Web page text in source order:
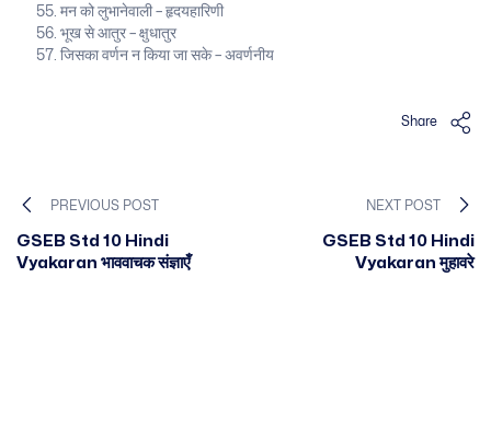
मन को लुभानेवाली – हृदयहारिणी
भूख से आतुर – क्षुधातुर
जिसका वर्णन न किया जा सके – अवर्णनीय
Share
PREVIOUS POST
GSEB Std 10 Hindi
Vyakaran भाववाचक संज्ञाएँ
NEXT POST
GSEB Std 10 Hindi
Vyakaran मुहावरे